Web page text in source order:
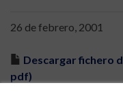
26 de febrero, 2001
Descargar fichero
pdf)